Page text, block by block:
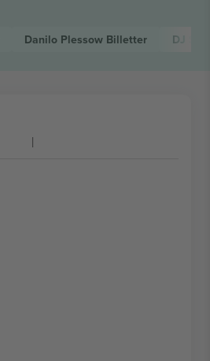
Danilo Plessow Billetter DJ